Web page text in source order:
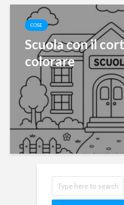
COSE
Scuola con il
colorare